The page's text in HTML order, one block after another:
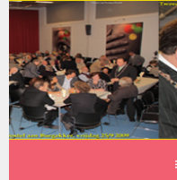
Spring
inhoud